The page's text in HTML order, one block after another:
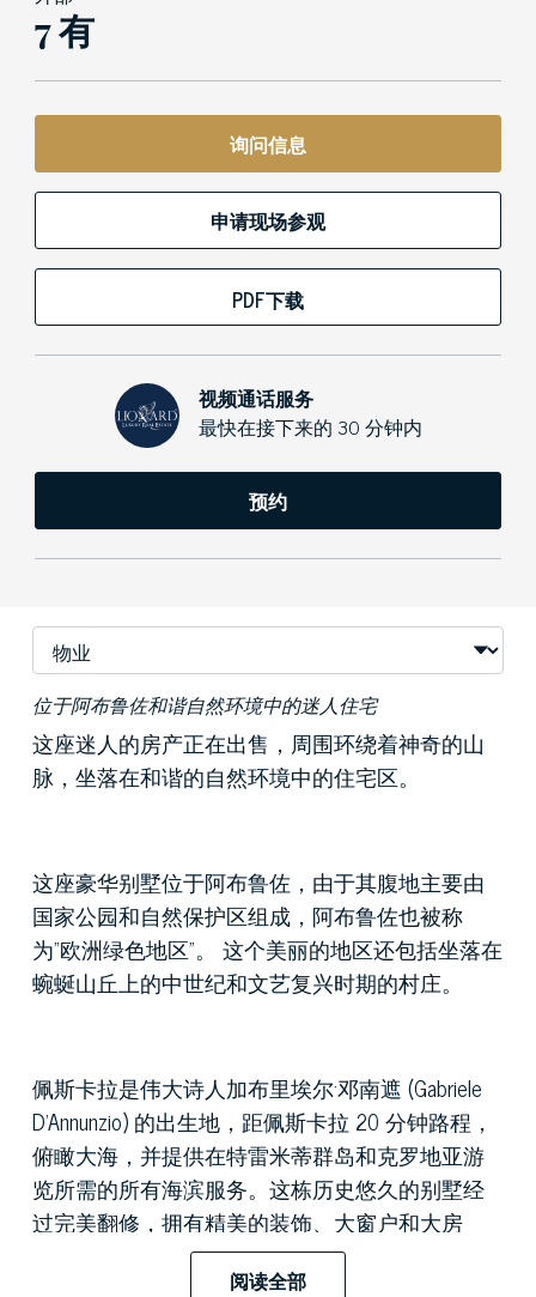
7 有
询问信息
申请现场参观
PDF下载
视频通话服务
最快在接下来的 30 分钟内
预约
位于阿布鲁佐和谐自然环境中的迷人住宅
这座迷人的房产正在出售，周围环绕着神奇的山
脉，坐落在和谐的自然环境中的住宅区。
这座豪华别墅位于阿布鲁佐，由于其腹地主要由
国家公园和自然保护区组成，阿布鲁佐也被称
为“欧洲绿色地区”。 这个美丽的地区还包括坐落在
蜿蜒山丘上的中世纪和文艺复兴时期的村庄。
佩斯卡拉是伟大诗人加布里埃尔·邓南遮 (Gabriele
D'Annunzio) 的出生地，距佩斯卡拉 20 分钟路程，
俯瞰大海，并提供在特雷米蒂群岛和克罗地亚游
览所需的所有海滨服务。这栋历史悠久的别墅经
过完美翻修，拥有精美的装饰、大窗户和大房
间，明亮而热情。
阅读全部